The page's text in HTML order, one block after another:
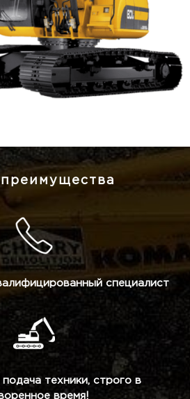
специалист
техники, строго в
время!